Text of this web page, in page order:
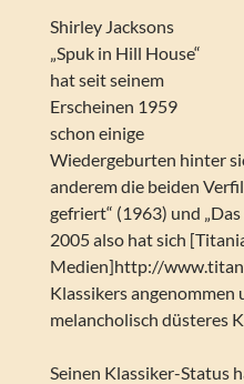
Shirley Jacksons
„Spuk in Hill House“
hat seit seinem
Erscheinen 1959
schon einige
Wiedergeburten hinter
anderem die beiden
gefriert“ (1963) und
2005 also hat sich
Medien]http://
Klassikers angenommen
melancholisch düsteres
Seinen Klassiker-Status